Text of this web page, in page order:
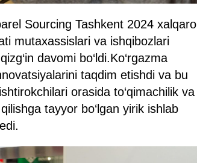
Sourcing Tashkent 2024 xalqaro
mutaxassislari va ishqibozlari
davomi bo‘ldi.Ko‘rgazma
taqdim etishdi va bu
orasida to‘qimachilik va
tayyor bo‘lgan yirik ishlab